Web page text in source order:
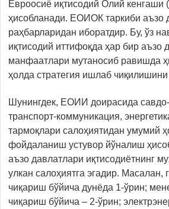
Евроосиё иқтисодий Олий
ҳисобланади. ЕОИОК таркиби аъзо
раҳбарларидан иборатдир. Бу, ўз
иқтисодий иттифоқда ҳар бир аъзо
манфаатлари мутаносиб равишда
ҳолда стратегия ишлаб чиқилишини
Шунингдек, ЕОИИ доирасида савдо-
транспорт-коммуникация,
тармоқлари салоҳиятидан умумий
фойдаланиш устувор йўналиш
аъзо давлатлари иқтисодиётнинг
улкан салоҳиятга эгадир. Масалан,
чиқариш бўйича дунёда 1-ўрин;
чиқариш бўйича – 2-ўрин;